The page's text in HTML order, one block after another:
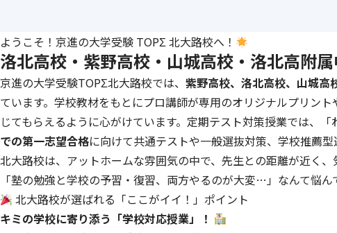
ようこそ！京進の大学受験 TOPΣ 北大路校へ！
洛北高校・紫野高校・山城高校・洛北高附属
京進の大学受験TOPΣ北大路校では、 紫野高校、洛北高校、山城高
ています。 学校教材をもとにプロ講師が専用のオリジナルプリン
じてもらえるように心がけています。定期テスト対策授業では、
での第一志望合格に向けて共通テストや一般選抜対策、学校推薦
北大路校は、アットホームな雰囲気の中で、先生との距離が近く
「塾の勉強と学校の予習・復習、両方やるのが大変…」なんて悩
北大路校が選ばれる「ここがイイ！」ポイント
キミの学校に寄り添う「学校対応授業」！